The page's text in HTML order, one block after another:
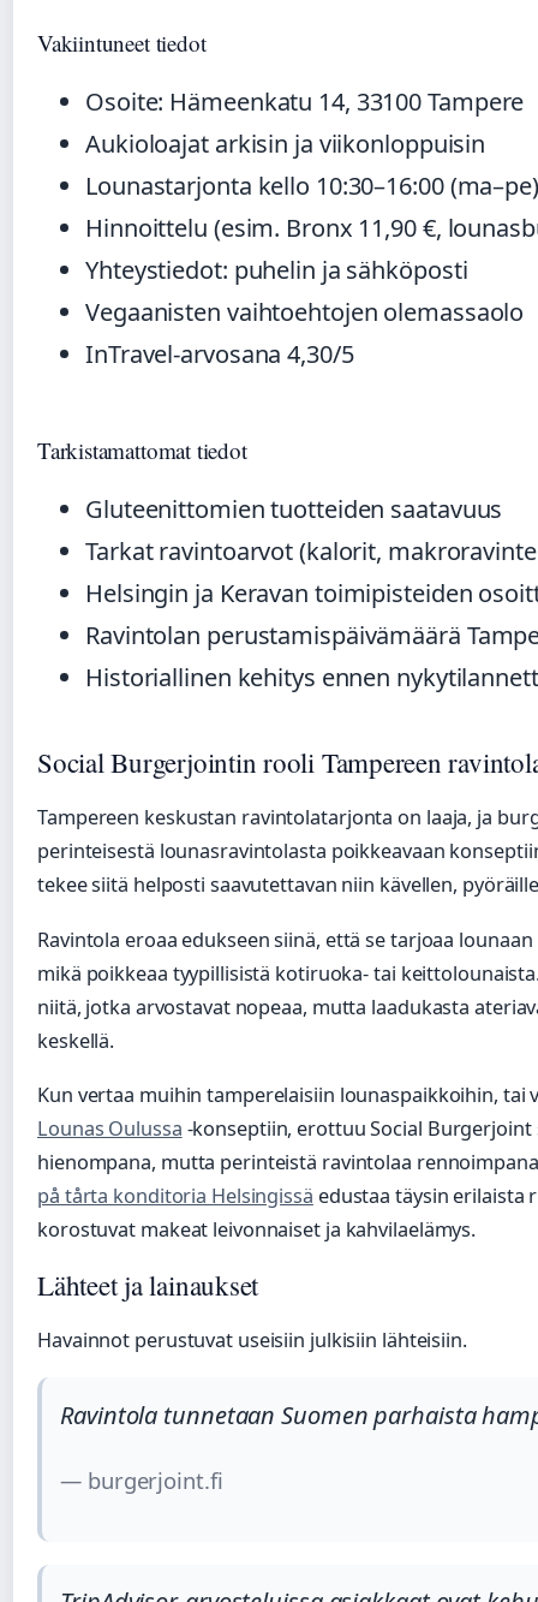
Vakiintuneet tiedot
Osoite: Hämeenkatu 14, 33100 Tampere
Aukioloajat arkisin ja viikonloppuisin
Lounastarjonta kello 10:30–16:00 (ma–pe)
Hinnoittelu (esim. Bronx 11,90 €,
Yhteystiedot: puhelin ja sähköposti
Vegaanisten vaihtoehtojen olemassaolo
InTravel-arvosana 4,30/5
Tarkistamattomat tiedot
Gluteenittomien tuotteiden saatavuus
Tarkat ravintoarvot (kalorit,
Helsingin ja Keravan toimipisteiden
Ravintolan perustamispäivämäärä
Historiallinen kehitys ennen
Social Burgerjointin rooli Tampereen
Tampereen keskustan ravintolatarjonta on laaja, ja
perinteisestä lounasravintolasta poikkeavaan
tekee siitä helposti saavutettavan niin kävellen,
Ravintola eroaa edukseen siinä, että se tarjoaa
mikä poikkeaa tyypillisistä kotiruoka- tai
niitä, jotka arvostavat nopeaa, mutta laadukasta
keskellä.
Kun vertaa muihin tamperelaisiin lounaspaikkoihin, tai
Lounas Oulussa -konseptiin, erottuu Social
hienompana, mutta perinteistä ravintolaa
på tårta konditoria Helsingissä edustaa täysin erilaista
korostuvat makeat leivonnaiset ja kahvilaelämys.
Lähteet ja lainaukset
Havainnot perustuvat useisiin julkisiin lähteisiin.
Ravintola tunnetaan Suomen parhaista
— burgerjoint.fi